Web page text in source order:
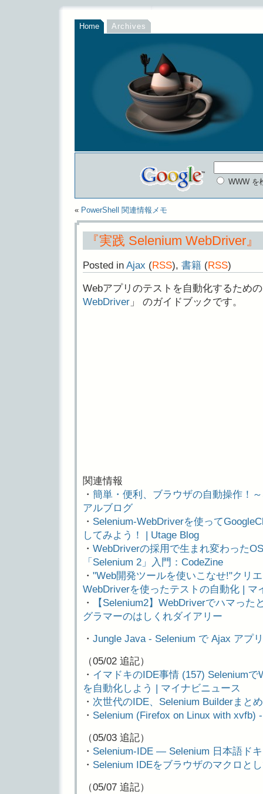
Home Archives
WWW を
« PowerShell 関連情報メモ
『実践 Selenium WebDriver』
Posted in Ajax (RSS), 書籍 (RSS)
Webアプリのテストを自動化するため
WebDriver 」 のガイドブックです。
関連情報
・ 簡単・便利、ブラウザの自動操作！
アルブログ
・ Selenium-WebDriverを使って
してみよう！ | Utage Blog
・ WebDriverの採用で生まれ変わった
「Selenium 2」入門：CodeZine
・ "Web開発ツールを使いこなせ!"クリ
WebDriverを使ったテストの自動化 | マ
・
【Selenium2】WebDriverでハマっ
グラマーのはしくれダイアリー
・ Jungle Java - Selenium で Ajax アプ
（05/02 追記）
・ イマドキのIDE事情 (157) Selenium
を自動化しよう | マイナビニュース
・ 次世代のIDE、Selenium Builderまと
・ Selenium (Firefox on Linux with xvfb)
（05/03 追記）
・ Selenium-IDE — Selenium 日本語ド
・ Selenium IDEをブラウザのマクロと
（05/07 追記）